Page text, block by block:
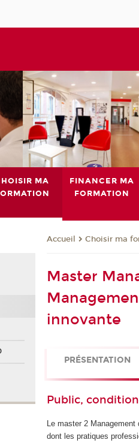
MA
FINANCER MA
FORMATION
Accueil Choisir ma
Master
innovante
PRÉSENTATION
Public,
Le master 2
dont les pratiques